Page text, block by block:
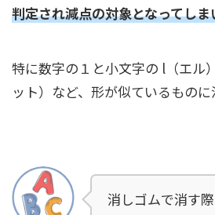
判定され減点の対象となってしま
特に数字の１と小文字の l（エル
ット）など、形が似ているものに
消しゴムで消す